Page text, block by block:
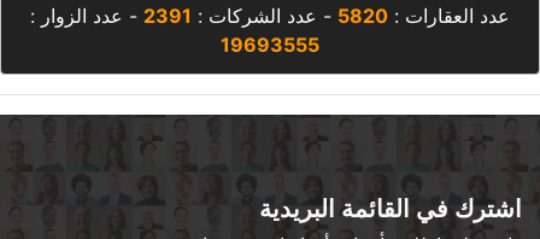
وابق على اطلاع بأحداث أخبارنا وعروضنا
اشترك